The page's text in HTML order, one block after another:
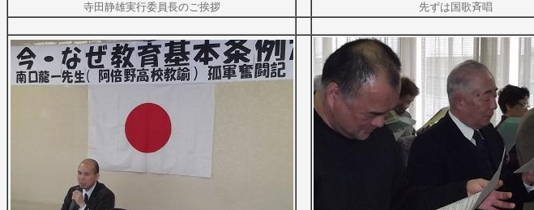
寺田静雄実行委員長のご挨拶 先ずは国歌斉唱